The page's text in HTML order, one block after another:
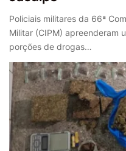
Policiais militares da 66ª
Militar (CIPM) apreenderam
porções de drogas…